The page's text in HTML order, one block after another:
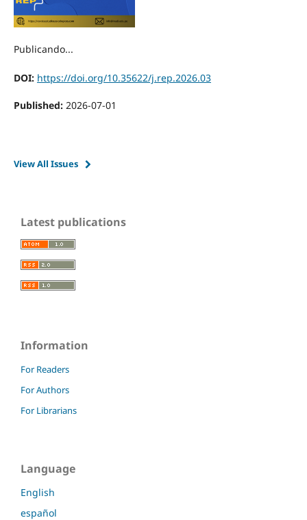
Publicando...
DOI: https://doi.org/10.35622/j.rep.2026.03
Published: 2026-07-01
View All Issues
Latest publications
Information
For Readers
For Authors
For Librarians
Language
English
español